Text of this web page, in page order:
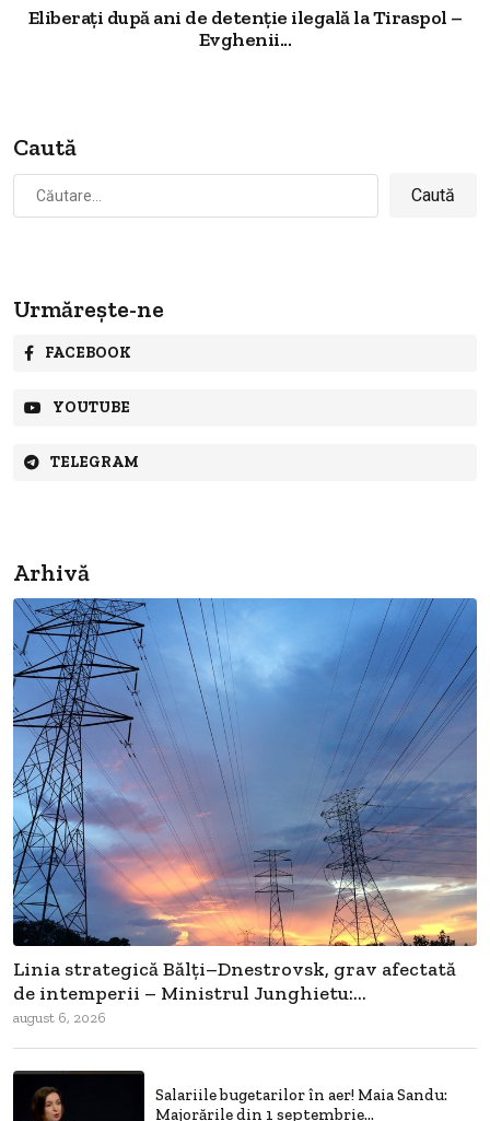
Eliberați după ani de detenție ilegală la Tiraspol –
Evghenii...
Caută
Caută
după:
Urmărește-ne
FACEBOOK
YOUTUBE
TELEGRAM
Arhivă
Linia strategică Bălți–Dnestrovsk, grav afectată
de intemperii – Ministrul Junghietu:...
august 6, 2026
Salariile bugetarilor în aer! Maia Sandu:
Majorările din 1 septembrie...